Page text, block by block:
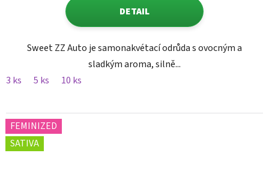
DETAIL
Sweet ZZ Auto je samonakvétací odrůda s ovocným a
sladkým aroma, silně...
3 ks
5 ks 10 ks
FEMINIZED
SATIVA